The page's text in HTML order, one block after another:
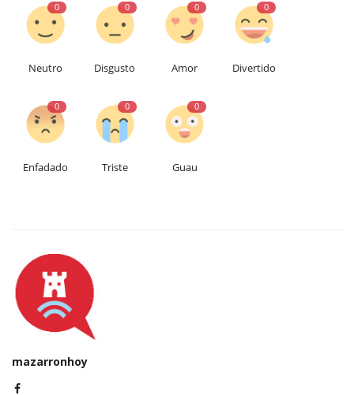
0
Neutro
0
Disgusto
0
Amor
0
Divertido
0
Enfadado
0
Triste
0
Guau
mazarronhoy